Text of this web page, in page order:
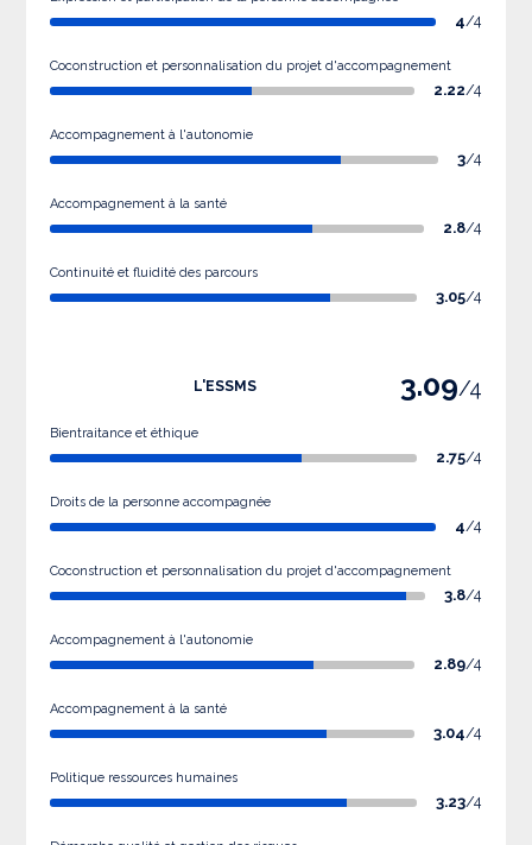
4/4
Coconstruction et personnalisation du projet d'accompagnement
2.22/4
Accompagnement à l'autonomie
3/4
Accompagnement à la santé
2.8/4
Continuité et fluidité des parcours
3.05/4
L'ESSMS 3.09/4
Bientraitance et éthique
2.75/4
Droits de la personne accompagnée
4/4
Coconstruction et personnalisation du projet d'accompagnement
3.8/4
Accompagnement à l'autonomie
2.89/4
Accompagnement à la santé
3.04/4
Politique ressources humaines
3.23/4